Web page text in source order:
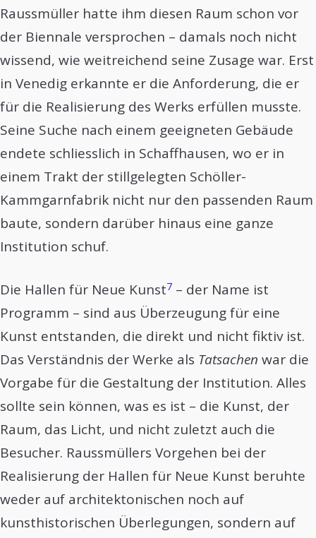
Raussmüller hatte ihm diesen Raum schon vor
der Biennale versprochen – damals noch nicht
wissend, wie weitreichend seine Zusage war. Erst
in Venedig erkannte er die Anforderung, die er
für die Realisierung des Werks erfüllen musste.
Seine Suche nach einem geeigneten Gebäude
endete schliesslich in Schaffhausen, wo er in
einem Trakt der stillgelegten Schöller-
Kammgarnfabrik nicht nur den passenden Raum
baute, sondern darüber hinaus eine ganze
Institution schuf.
Die Hallen für Neue Kunst7 – der Name ist
Programm – sind aus Überzeugung für eine
Kunst entstanden, die direkt und nicht fiktiv ist.
Das Verständnis der Werke als Tatsachen war die
Vorgabe für die Gestaltung der Institution. Alles
sollte sein können, was es ist – die Kunst, der
Raum, das Licht, und nicht zuletzt auch die
Besucher. Raussmüllers Vorgehen bei der
Realisierung der Hallen für Neue Kunst beruhte
weder auf architektonischen noch auf
kunsthistorischen Überlegungen, sondern auf